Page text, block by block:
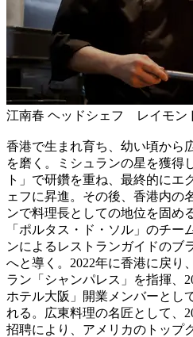
江南春 ヘッドシェフ レイモン
香港で生まれ育ち、幼い頃から
を磨く。ミシュランの星を獲得
ト」で研鑽を重ね、最終的にエ
ェフに昇進。その後、香港内の
ンで料理長としての地位を固め
「ポルタス・ド・ソル」のチ
ンによるレストランガイドのブ
へと導く。2022年に香港に戻り
ラン「シャンパレス」を指揮、
ホテル大阪」開業メンバーとし
れる。広東料理の名匠として、
招聘により、アメリカのトップ